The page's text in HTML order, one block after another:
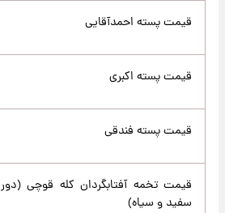
قیمت پسته احمدآقایی
قیمت پسته اکبری
قیمت پسته فندقی
قیمت تخمه آفتابگردان کله قوچی (دور
سفید و سیاه)